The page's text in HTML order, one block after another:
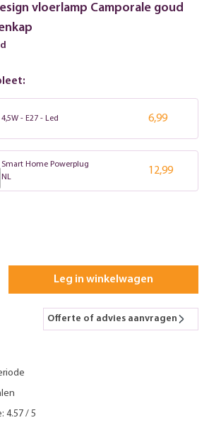
vloerlamp Camporale goud
4,5W - E27 - Led 6,99
Smart Home Powerplug
NL
12,99
Leg in winkelwagen
Offerte of advies aanvragen
4.57 / 5